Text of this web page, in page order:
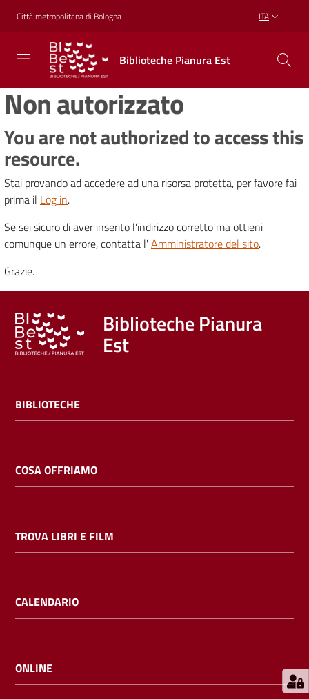
Vai al contenuto
Vai alla navigazione
Vai al footer
Città metropolitana di Bologna ITA
Biblioteche Pianura Est
Biblioteche
Pianura
Est
CONOSCERE,
CREARE,
Biblioteche
Cosa
offriamo
Trova
libri
e
film
Calendario
i
Non autorizzato
You are not authorized to access this
resource.
Stai provando ad accedere ad una risorsa protetta, per favore fai
prima il Log in.
Se sei sicuro di aver inserito l'indirizzo corretto ma ottieni
comunque un errore, contatta l' Amministratore del sito.
Grazie.
Biblioteche Pianura
Est
BIBLIOTECHE
COSA OFFRIAMO
TROVA LIBRI E FILM
CALENDARIO
ONLINE